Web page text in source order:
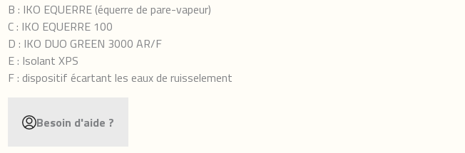
B : IKO EQUERRE (équerre de pare-vapeur)
C : IKO EQUERRE 100
D : IKO DUO GREEN 3000 AR/F
E : Isolant XPS
F : dispositif écartant les eaux de ruisselement
Besoin d'aide ?